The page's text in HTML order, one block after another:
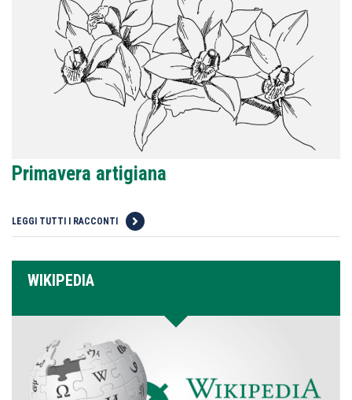
Primavera artigiana
LEGGI TUTTI I RACCONTI
WIKIPEDIA